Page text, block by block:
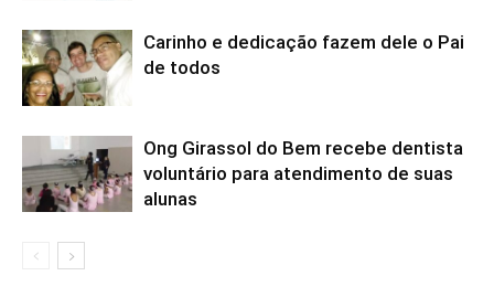
Carinho e dedicação fazem dele o Pai
de todos
Ong Girassol do Bem recebe dentista
voluntário para atendimento de suas
alunas